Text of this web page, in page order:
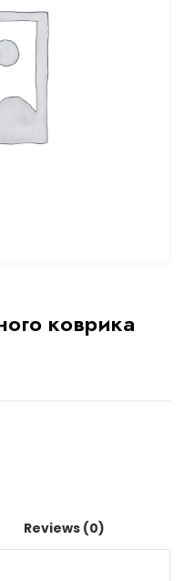
коврика
Reviews (0)